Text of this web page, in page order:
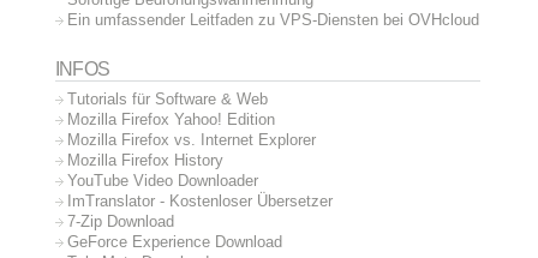
Ein umfassender Leitfaden zu VPS-Diensten bei OVHcloud
INFOS
Tutorials für Software & Web
Mozilla Firefox Yahoo! Edition
Mozilla Firefox vs. Internet Explorer
Mozilla Firefox History
YouTube Video Downloader
ImTranslator - Kostenloser Übersetzer
7-Zip Download
GeForce Experience Download